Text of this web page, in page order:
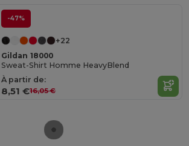
-47%
+22
Gildan 18000
Sweat-Shirt Homme HeavyBlend
À partir de:
8,51 €16,05 €